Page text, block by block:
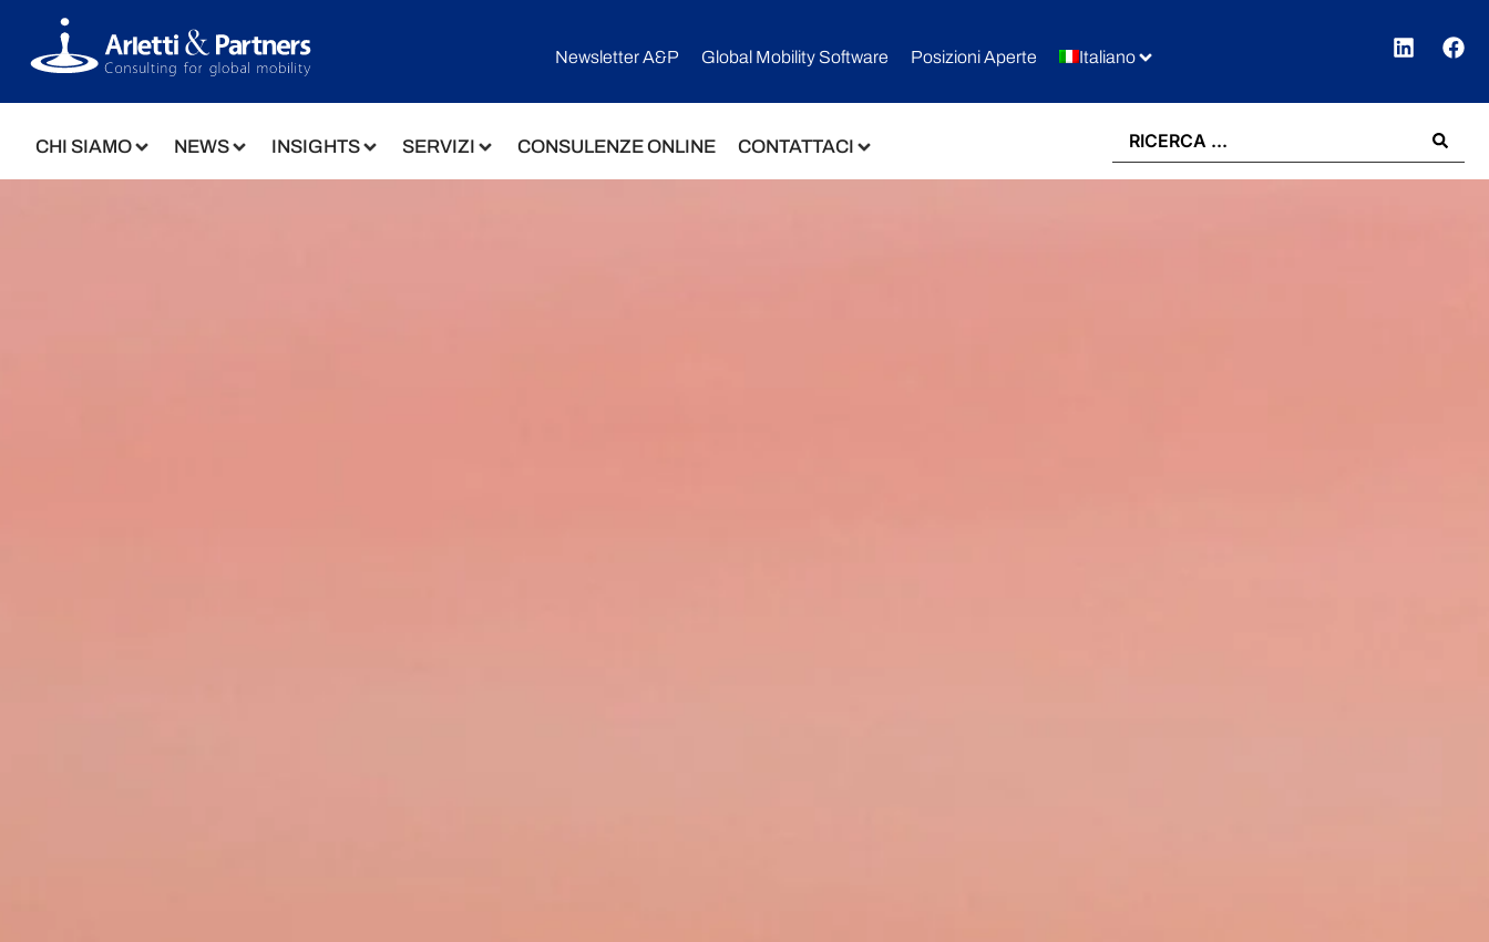
Newsletter A&P Global Mobility Software​ Posizioni Aperte Italiano
CHI SIAMO NEWS INSIGHTS SERVIZI CONSULENZE ONLINE CONTATTACI